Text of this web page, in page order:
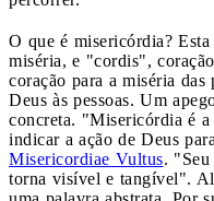
O que é misericórdia?
miséria, e "cordis",
coração para a miséria
Deus às pessoas. Um
concreta. "Misericórdia é a
indicar a ação de Deus
Misericordiae Vultus. "Seu
torna visível e tangível".